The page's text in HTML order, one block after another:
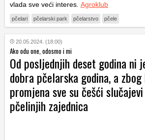
vlada sve veći interes. Agroklub
pčelari pčelarski park pčelarstvo pčele
20.05.2024. (18:00)
Ako odu one, odosmo i mi
Od posljednjih deset godina ni
dobra pčelarska godina, a
promjena sve su češći
pčelinjih zajednica